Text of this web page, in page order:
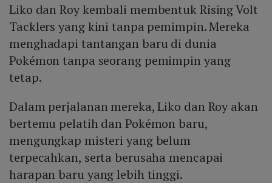
Liko dan Roy kembali membentuk Rising Volt
Tacklers yang kini tanpa pemimpin. Mereka
menghadapi tantangan baru di dunia
Pokémon tanpa seorang pemimpin yang
tetap.
Dalam perjalanan mereka, Liko dan Roy akan
bertemu pelatih dan Pokémon baru,
mengungkap misteri yang belum
terpecahkan, serta berusaha mencapai
harapan baru yang lebih tinggi.